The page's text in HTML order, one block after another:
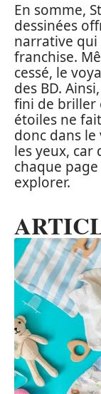
En somme,
dessinées
narrative qui
franchise.
cessé, le
des BD.
fini de briller
étoiles ne
donc dans le
les yeux, car
chaque
explorer.